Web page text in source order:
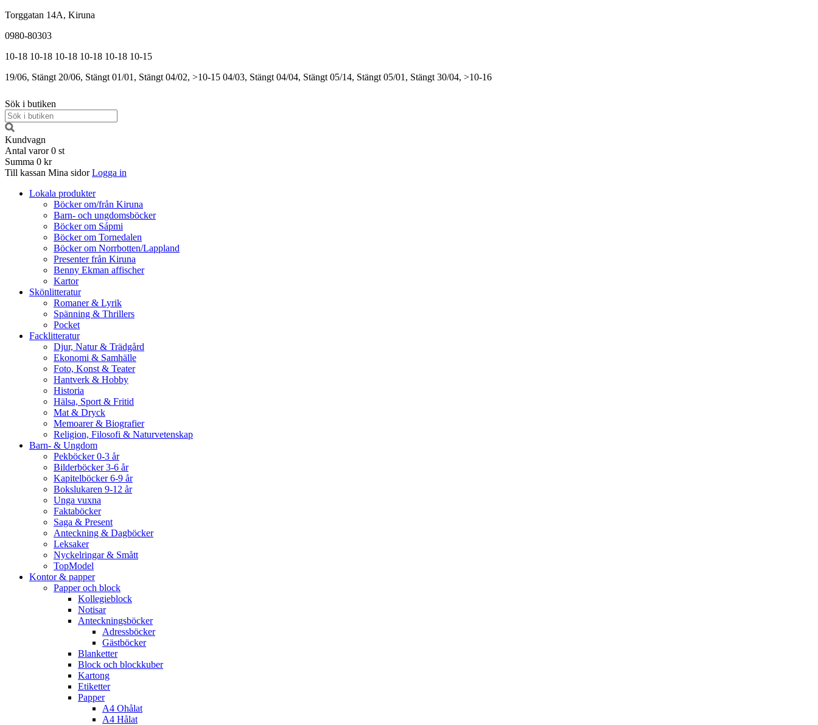
Torggatan 14A, Kiruna
0980-80303
10-18 10-18 10-18 10-18 10-18 10-15
19/06, Stängt 20/06, Stängt 01/01, Stängt 04/02, >10-15 04/03, Stängt 04/04, Stängt 05/14, Stängt 05/01, Stängt 30/04, >10-16
Sök i butiken
Kundvagn
Antal varor 0 st
Summa 0 kr
Till kassan Mina sidor Logga in
Lokala produkter
Böcker om/från Kiruna
Barn- och ungdomsböcker
Böcker om Sápmi
Böcker om Tornedalen
Böcker om Norrbotten/Lappland
Presenter från Kiruna
Benny Ekman affischer
Kartor
Skönlitteratur
Romaner & Lyrik
Spänning & Thrillers
Pocket
Facklitteratur
Djur, Natur & Trädgård
Ekonomi & Samhälle
Foto, Konst & Teater
Hantverk & Hobby
Historia
Hälsa, Sport & Fritid
Mat & Dryck
Memoarer & Biografier
Religion, Filosofi & Naturvetenskap
Barn- & Ungdom
Pekböcker 0-3 år
Bilderböcker 3-6 år
Kapitelböcker 6-9 år
Bokslukaren 9-12 år
Unga vuxna
Faktaböcker
Saga & Present
Anteckning & Dagböcker
Leksaker
Nyckelringar & Smått
TopModel
Kontor & papper
Papper och block
Kollegieblock
Notisar
Anteckningsböcker
Adressböcker
Gästböcker
Blanketter
Block och blockkuber
Kartong
Etiketter
Papper
A4 Ohålat
A4 Hålat